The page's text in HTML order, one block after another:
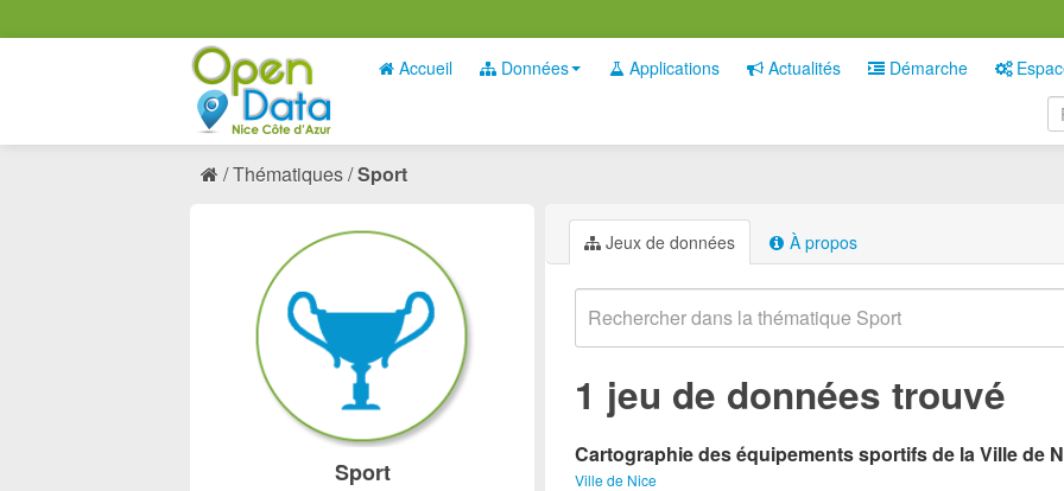
Accueil Données Applications Actualités Démarche
Thématiques Sport
Jeux de données À propos
1 jeu de données trouvé
Cartographie des équipements sportifs de la Ville de
Ville de Nice
Sport